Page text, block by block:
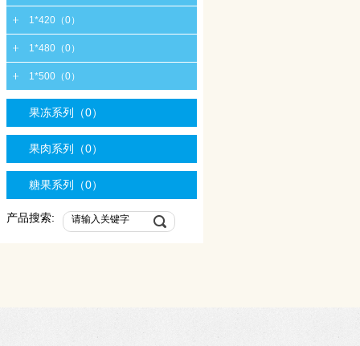
1*420（0）
1*480（0）
1*500（0）
果冻系列（0）
果肉系列（0）
糖果系列（0）
产品搜索: